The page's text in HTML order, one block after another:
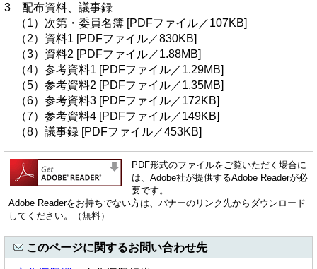
3 配布資料、議事録
（1）次第・委員名簿 [PDFファイル／107KB]
（2）資料1 [PDFファイル／830KB]
（3）資料2 [PDFファイル／1.88MB]
（4）参考資料1 [PDFファイル／1.29MB]
（5）参考資料2 [PDFファイル／1.35MB]
（6）参考資料3 [PDFファイル／172KB]
（7）参考資料4 [PDFファイル／149KB]
（8）議事録 [PDFファイル／453KB]
PDF形式のファイルをご覧いただく場合に
は、Adobe社が提供するAdobe Readerが必
要です。
Adobe Readerをお持ちでない方は、バナーのリンク先からダウンロード
してください。（無料）
このページに関するお問い合わせ先